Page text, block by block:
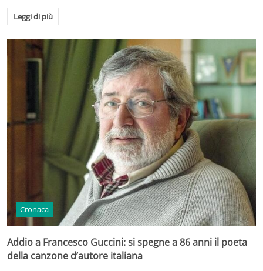
Leggi di più
Cronaca
Addio a Francesco Guccini: si spegne a 86 anni il poeta
della canzone d’autore italiana